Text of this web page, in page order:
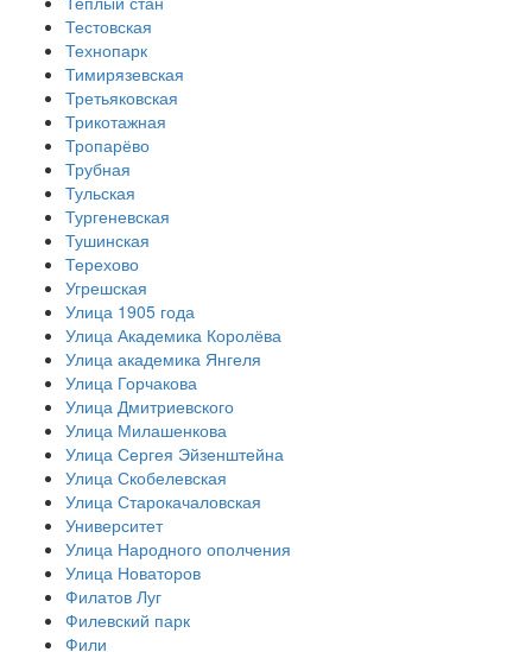
Тестовская
Технопарк
Тимирязевская
Третьяковская
Трикотажная
Тропарёво
Трубная
Тульская
Тургеневская
Тушинская
Терехово
Угрешская
Улица 1905 года
Улица Академика Королёва
Улица академика Янгеля
Улица Горчакова
Улица Дмитриевского
Улица Милашенкова
Улица Сергея Эйзенштейна
Улица Скобелевская
Улица Старокачаловская
Университет
Улица Народного ополчения
Улица Новаторов
Филатов Луг
Филевский парк
Фили